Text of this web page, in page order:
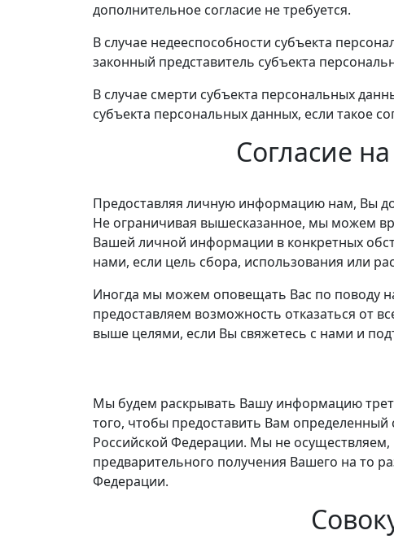
дополнительное согласие не требуется.
В случае недееспособности субъекта
законный представитель субъекта
В случае смерти субъекта персональных
субъекта персональных данных, если такое
Согласие
Предоставляя личную информацию нам, Вы
Не ограничивая вышесказанное, мы можем
Вашей личной информации в конкретных
нами, если цель сбора, использования или
Иногда мы можем оповещать Вас по поводу
предоставляем возможность отказаться от
выше целями, если Вы свяжетесь с нами и
Мы будем раскрывать Вашу информацию
того, чтобы предоставить Вам
Российской Федерации. Мы не
предварительного получения Вашего на то
Федерации.